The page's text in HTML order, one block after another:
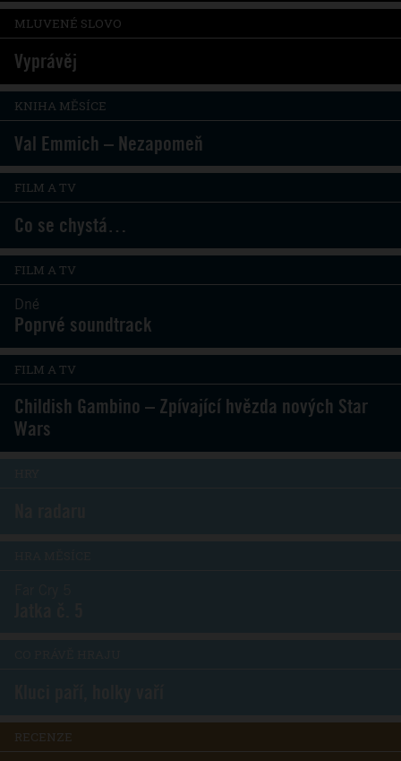
MLUVENÉ SLOVO
Vyprávěj
KNIHA MĚSÍCE
Val Emmich – Nezapomeň
FILM A TV
Co se chystá…
FILM A TV
Dné
Poprvé soundtrack
FILM A TV
Childish Gambino – Zpívající hvězda nových Star
Wars
RECENZE